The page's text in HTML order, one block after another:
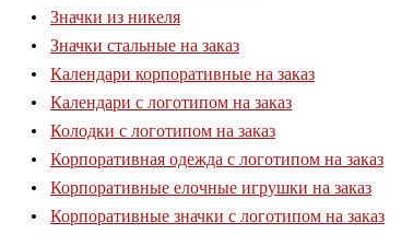
Значки из никеля
Значки стальные на заказ
Календари корпоративные на заказ
Календари с логотипом на заказ
Колодки с логотипом на заказ
Корпоративная одежда с логотипом на заказ
Корпоративные елочные игрушки на заказ
Корпоративные значки с логотипом на заказ